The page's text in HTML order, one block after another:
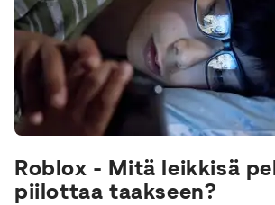
Roblox - Mitä leikkisä
piilottaa taakseen?